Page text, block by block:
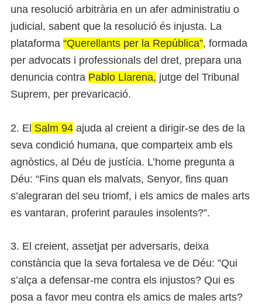
una resolució arbitrària en un afer administratiu o
judicial, sabent que la resolució és injusta. La
plataforma “Querellants per la República”, formada
per advocats i professionals del dret, prepara una
denuncia contra Pablo Llarena, jutge del Tribunal
Suprem, per prevaricació.
2. El Salm 94 ajuda al creient a dirigir-se des de la
seva condició humana, que comparteix amb els
agnòstics, al Déu de justícia. L’home pregunta a
Déu: “Fins quan els malvats, Senyor, fins quan
s’alegraran del seu triomf, i els amics de males arts
es vantaran, proferint paraules insolents?”.
3. El creient, assetjat per adversaris, deixa
constància que la seva fortalesa ve de Déu: ”Qui
s’alça a defensar-me contra els injustos? Qui es
posa a favor meu contra els amics de males arts?